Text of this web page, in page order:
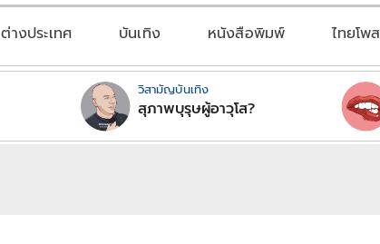
ต่างประเทศ บันเทิง หนังสือพิมพ์ ไทยโพ
วิสามัญบันเทิง
สุภาพบุรุษผู้อาวุโส?